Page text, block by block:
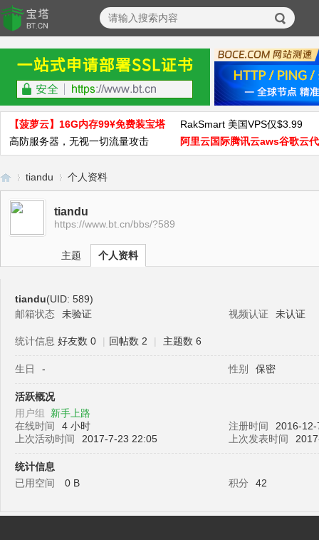
【菠萝云】16G内存99¥免费装宝塔
RakSmart 美国VPS仅$3.99
高防服务器，无视一切流量攻击
阿里云国际腾讯云aws谷歌云
宝›
tiandu 个人资料
tiandu
https://www.bt.cn/bbs/?589
主题 个人资料
tiandu(UID: 589)
邮箱状态
未验证 视频认证 未认证
统计信息 好友数 0 | 回帖数 2 | 主题数 6
生日 - 性别 保密
活跃概况
用户组 新手上路
在线时间
4 小时 注册时间
2016-
上次活动时间
2017-7-23 22:05 上次发表时间
统计信息
已用空间
0 B 积分 42